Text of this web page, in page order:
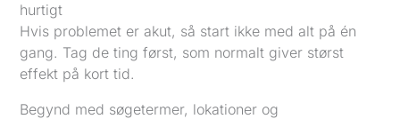
hurtigt
Hvis problemet er akut, så start ikke med alt på én
gang. Tag de ting først, som normalt giver størst
effekt på kort tid.
Begynd med søgetermer, lokationer og